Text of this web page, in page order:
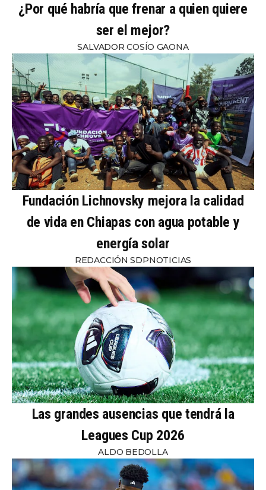
¿Por qué habría que frenar a quien quiere
ser el mejor?
SALVADOR COSÍO GAONA
Fundación Lichnovsky mejora la calidad
de vida en Chiapas con agua potable y
energía solar
REDACCIÓN SDPNOTICIAS
Las grandes ausencias que tendrá la
Leagues Cup 2026
ALDO BEDOLLA